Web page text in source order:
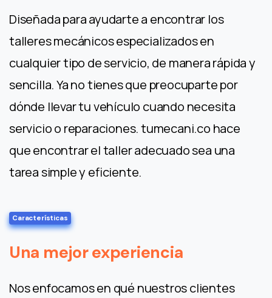
Diseñada para ayudarte a encontrar los
talleres mecánicos especializados en
cualquier tipo de servicio, de manera rápida y
sencilla. Ya no tienes que preocuparte por
dónde llevar tu vehículo cuando necesita
servicio o reparaciones. tumecani.co hace
que encontrar el taller adecuado sea una
tarea simple y eficiente.
Características
Una mejor experiencia
Nos enfocamos en qué nuestros clientes